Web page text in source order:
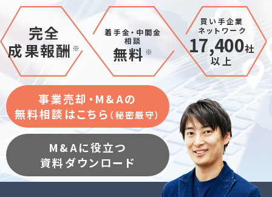
完全
成果報酬 ※
着手金・中間金
相談
無料 ※
買い手企業
ネットワーク
17,400社
以上
事業売却・M&Aの
無料相談はこちら （秘密厳守）
M&Aに役立つ
資料ダウンロード